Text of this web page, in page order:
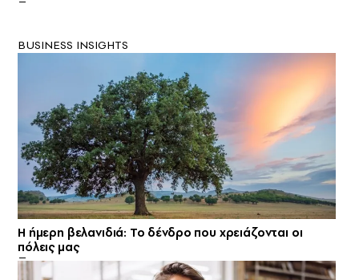
BUSINESS INSIGHTS
Η ήμερη βελανιδιά: Το δένδρο που χρειάζονται οι
πόλεις μας